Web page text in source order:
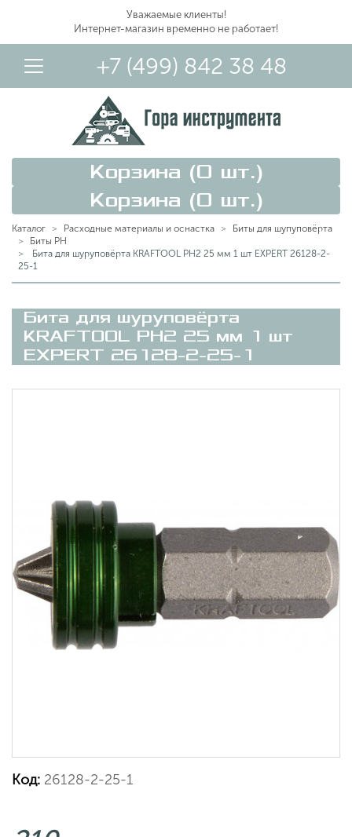
Уважаемые клиенты!
Интернет-магазин временно не работает!
+7 (499) 842 38 48
Вход в Личный Кабинет
Корзина (0 шт.)
Корзина (0 шт.)
Каталог Расходные материалы и оснастка
Биты для шупуповёрта
Биты PH
Бита для шуруповёрта KRAFTOOL PH2 25 мм 1 шт ЕХPERT 26128-2-
25-1
Бита для шуруповёрта
KRAFTOOL PH2 25 мм 1 шт
ЕХPERT 26128-2-25-1
Код: 26128-2-25-1